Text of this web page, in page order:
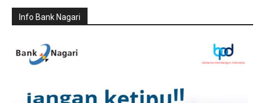
Info Bank Nagari